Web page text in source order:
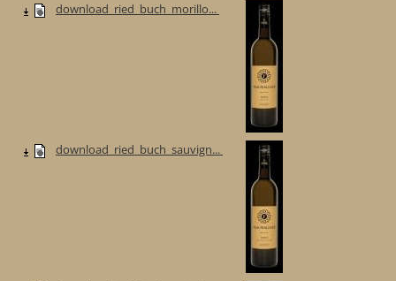
download_ried_buch_morillo...
download_ried_buch_sauvign...